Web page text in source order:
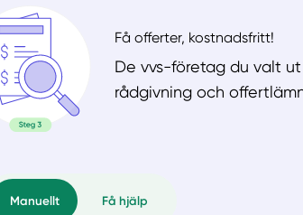
Få offerter, kostnadsfritt!
De vvs-företag du valt
rådgivning och